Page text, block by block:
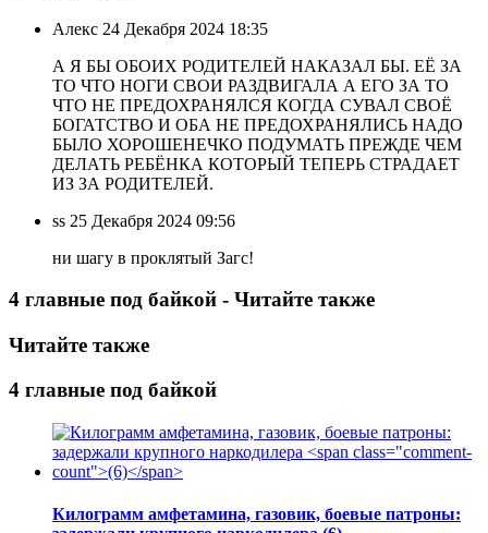
Алекс 24 Декабря 2024 18:35
А Я БЫ ОБОИХ РОДИТЕЛЕЙ НАКАЗАЛ БЫ. ЕЁ ЗА
ТО ЧТО НОГИ СВОИ РАЗДВИГАЛА А ЕГО ЗА ТО
ЧТО НЕ ПРЕДОХРАНЯЛСЯ КОГДА СУВАЛ СВОЁ
БОГАТСТВО И ОБА НЕ ПРЕДОХРАНЯЛИСЬ НАДО
БЫЛО ХОРОШЕНЕЧКО ПОДУМАТЬ ПРЕЖДЕ ЧЕМ
ДЕЛАТЬ РЕБЁНКА КОТОРЫЙ ТЕПЕРЬ СТРАДАЕТ
ИЗ ЗА РОДИТЕЛЕЙ.
ss 25 Декабря 2024 09:56
ни шагу в проклятый Загс!
4 главные под байкой - Читайте также
Читайте также
4 главные под байкой
Килограмм амфетамина, газовик, боевые патроны: